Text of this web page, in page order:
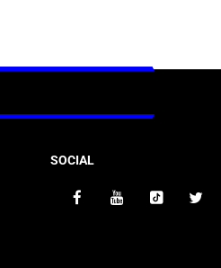
SOCIAL